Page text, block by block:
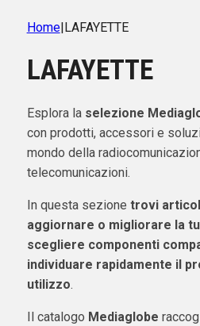
Home| LAFAYETTE
LAFAYETTE
Esplora la selezione
con prodotti, accessori e
mondo della
telecomunicazioni.
In questa sezione trovi
aggiornare o migliorare la
scegliere componenti
individuare rapidamente il
utilizzo.
Il catalogo Mediaglobe